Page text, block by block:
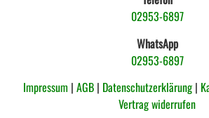
02953-6897
WhatsApp
02953-6897
Impressum | AGB| Datenschutzerklärung |
Vertrag widerrufen